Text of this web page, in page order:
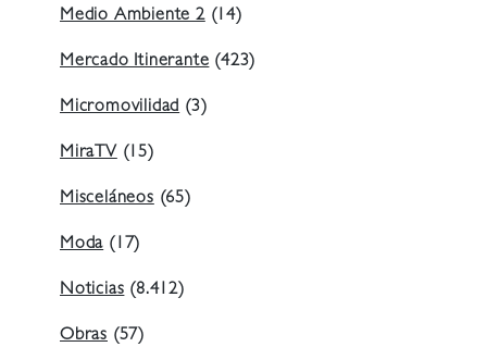
Medio Ambiente 2(14)
Mercado Itinerante(423)
Micromovilidad(3)
MiraTV(15)
Misceláneos(65)
Moda(17)
Noticias(8.412)
Obras (57)